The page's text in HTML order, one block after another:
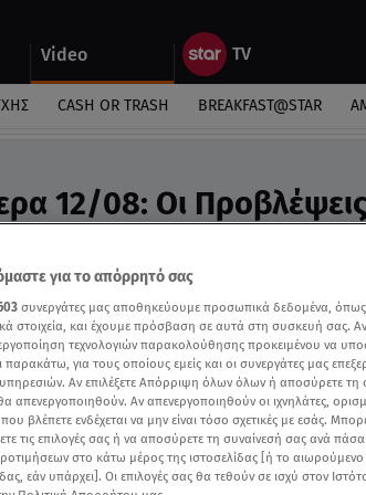
Video
CASH OR TRASH BREAKFAST@STAR
12/08: Οι
της Άσης Μπήλιου
για το απόρρητό σας
συνεργάτες μας αποθηκεύουμε προσωπικά δεδομένα,
στοιχεία, και έχουμε πρόσβαση σε αυτά στη συσκευή σας.
τεχνολογιών παρακολούθησης προκειμένου να
παρακάτω, για τους οποίους εμείς και οι συνεργάτες μας
Αν επιλέξετε Απόρριψη όλων όλων ή αποσύρετε τη
απενεργοποιηθούν. Αν απενεργοποιηθούν οι ιχνηλάτες,
βλέπετε ενδέχεται να μην είναι τόσο σχετικές με εσάς.
τις επιλογές σας ή να αποσύρετε τη συναίνεσή σας ανά
στο κάτω μέρος της ιστοσελίδας [ή το
εάν υπάρχει]. Οι επιλογές σας θα τεθούν σε ισχύ στον